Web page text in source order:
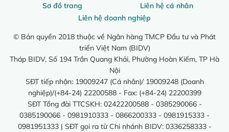
Sơ đồ trang
Liên hệ cá nhân
Liên hệ doanh nghiệp
© Bản quyền 2018 thuộc về Ngân hàng TMCP Đầu tư và Phát
triển Việt Nam (BIDV)
Tháp BIDV, Số 194 Trần Quang Khải, Phường Hoàn Kiếm, TP Hà
Nội
SĐT tiếp nhận: 19009247 (Cá nhân)/ 19009248 (Doanh
nghiệp)/(+84-24) 22200588 - Fax: (+84-24) 22200399
SĐT Tổng đài TTCSKH: 02422200588 - 0385290066 -
0385190066 - 0981910333 - 0866200333 - 0981915333 -
0981951333 | SĐT gọi ra từ Chi nhánh BIDV: 0336258333 -